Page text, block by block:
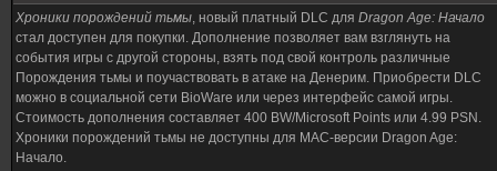
Хроники порождений тьмы, новый платный DLC для Dragon Age: Начало
стал доступен для покупки. Дополнение позволяет вам взглянуть на
события игры с другой стороны, взять под свой контроль различные
Порождения тьмы и поучаствовать в атаке на Денерим. Приобрести DLC
можно в социальной сети BioWare или через интерфейс самой игры.
Стоимость дополнения составляет 400 BW/Microsoft Points или 4.99 PSN.
Хроники порождений тьмы не доступны для MAC-версии Dragon Age:
Начало.